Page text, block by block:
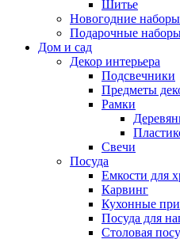
Шитье
Новогодние наборы
Подарочные наборы
Дом и сад
Декор интерьера
Подсвечники
Предметы
Рамки
Свечи
Посуда
Емкости для
Карвинг
Кухонные
Посуда для
Столовая